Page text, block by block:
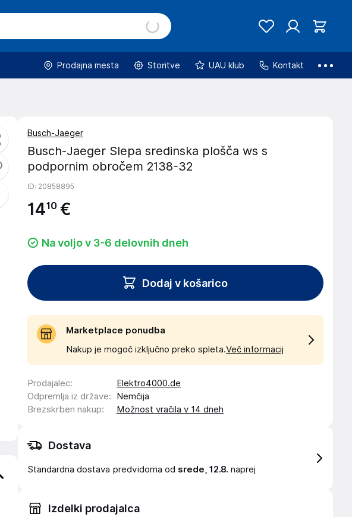
Prodajna mesta Storitve UAU klub Kontakt
Busch-Jaeger
Busch-Jaeger Slepa sredinska plošča ws s
podpornim obročem 2138-32
ID: 20858895
1410 €
Na voljo v 3-6 delovnih dneh
Dodaj v košarico
Marketplace ponudba
Nakup je mogoč izključno preko spleta.Več informacij
Prodajalec:
Elektro4000.de
Odpremlja iz države:
Nemčija
Brezskrben nakup: Možnost vračila v 14 dneh
Dostava
Standardna dostava predvidoma od srede, 12.8. naprej
Izdelki prodajalca